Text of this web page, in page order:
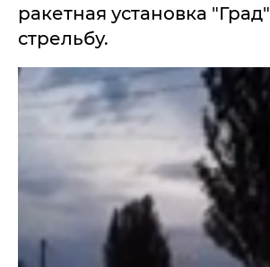
ракетная установка
стрельбу.